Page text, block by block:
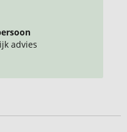
advies